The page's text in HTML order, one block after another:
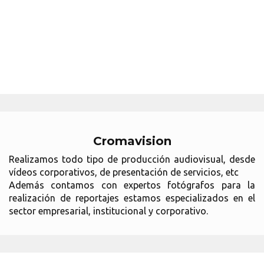
Cromavision
Realizamos todo tipo de producción audiovisual, desde
vídeos corporativos, de presentación de servicios, etc
Además contamos con expertos fotógrafos para la
realización de reportajes estamos especializados en el
sector empresarial, institucional y corporativo.